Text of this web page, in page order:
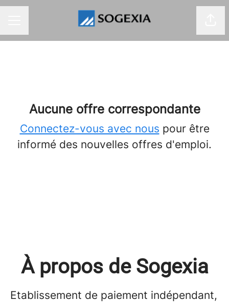
Aucune offre correspondante
Connectez-vous avec nous pour être
informé des nouvelles offres d'emploi.
À propos de Sogexia
Etablissement de paiement indépendant,